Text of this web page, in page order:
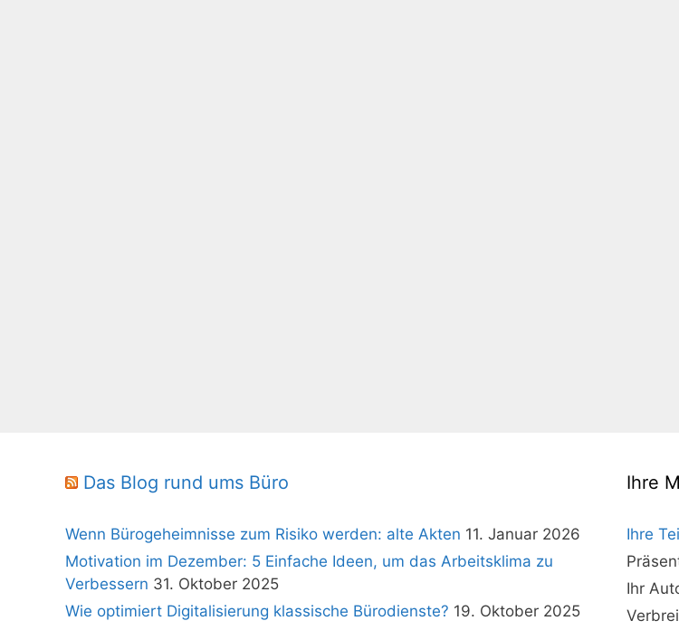
Das Blog rund ums Büro
Wenn Bürogeheimnisse zum Risiko werden: alte Akten 11. Januar 2026
Motivation im Dezember: 5 Einfache Ideen, um das Arbeitsklima zu
Verbessern 31. Oktober 2025
Wie optimiert Digitalisierung klassische Bürodienste? 19. Oktober 2025
Ihre
Ihre
Ihr